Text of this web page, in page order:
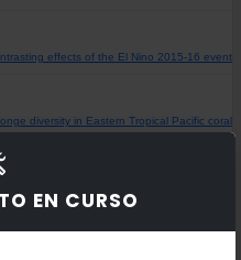
EN CURSO
effects of the El Nino 2015-16 event
diversity in Eastern Tropical Pacific coral